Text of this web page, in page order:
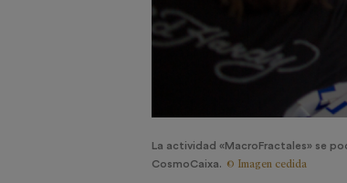
La actividad «MacroFractales» se
CosmoCaixa. © Imagen cedida